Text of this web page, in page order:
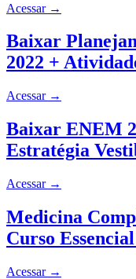
Acessar →
Baixar
2022 +
Acessar →
Baixar ENEM
Estratégia
Acessar →
Medicina
Curso
Acessar →